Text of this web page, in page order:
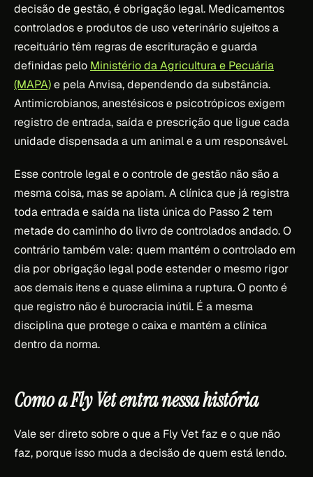
decisão de gestão, é obrigação legal. Medicamentos
controlados e produtos de uso veterinário sujeitos a
receituário têm regras de escrituração e guarda
definidas pelo Ministério da Agricultura e Pecuária
(MAPA)e pela Anvisa, dependendo da substância.
Antimicrobianos, anestésicos e psicotrópicos exigem
registro de entrada, saída e prescrição que ligue cada
unidade dispensada a um animal e a um responsável.
Esse controle legal e o controle de gestão não são a
mesma coisa, mas se apoiam. A clínica que já registra
toda entrada e saída na lista única do Passo 2 tem
metade do caminho do livro de controlados andado. O
contrário também vale: quem mantém o controlado em
dia por obrigação legal pode estender o mesmo rigor
aos demais itens e quase elimina a ruptura. O ponto é
que registro não é burocracia inútil. É a mesma
disciplina que protege o caixa e mantém a clínica
dentro da norma.
Como a Fly Vet entra nessa história
Vale ser direto sobre o que a Fly Vet faz e o que não
faz, porque isso muda a decisão de quem está lendo.